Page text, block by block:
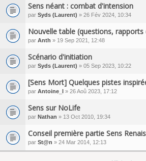
Sens néant : combat d'intension
par Syds (Laurent) » 26 Fév 2024, 10:34
Nouvelle table (questions, rapports
par Anth » 19 Sep 2021, 12:48
Scénario d'initiation
par Syds (Laurent) » 05 Sep 2023, 10:22
[Sens Mort] Quelques pistes
par Antoine_l » 26 Aoû 2023, 17:12
Sens sur NoLife
par Nathan » 13 Oct 2010, 19:34
Conseil première partie Sens
par St@n » 24 Mar 2014, 12:13